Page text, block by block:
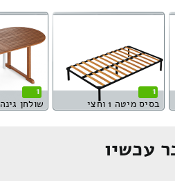
1
בסיס מיטה 1 וחצי
1
שולחן גינה XL
עכשיו